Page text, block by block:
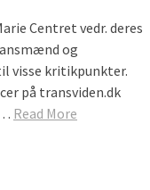
Centret vedr. deres
og
visse kritikpunkter.
på transviden.dk
Read More